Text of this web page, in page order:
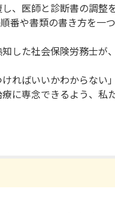
、医師と診断書の調整
番や書類の書き方を一
した社会保険労務士が
ればいいかわからない
に専念できるよう、私